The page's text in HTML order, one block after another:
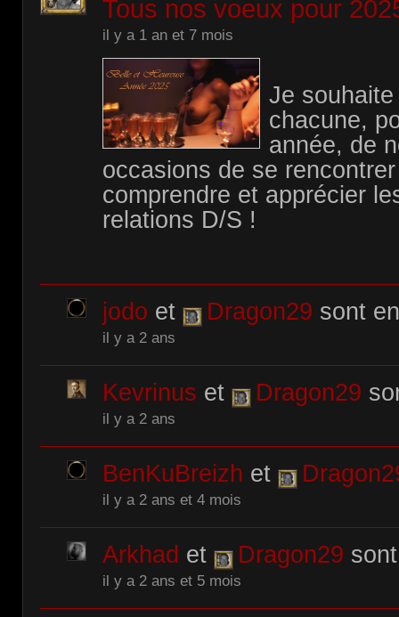
Tous nos voeux pour
il y a 1 an et 7 mois
Je
chacune,
année, de
occasions de se
comprendre et apprécier
relations D/S !
jodo et Dragon29 sont
il y a 2 ans
Kevrinus et Dragon29
il y a 2 ans
BenKuBreizh et
il y a 2 ans et 4 mois
Arkhad et Dragon29
il y a 2 ans et 5 mois